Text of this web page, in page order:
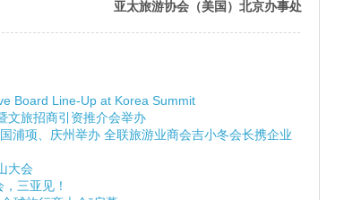
亚太旅游协会（美国）北京办事处
Board Line-Up at Korea Summit
文旅招商引资推介会举办
浦项、庆州举办 全联旅游业商会吉小冬会长携企业
大会
三亚见！